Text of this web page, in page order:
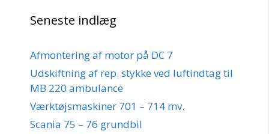
Seneste indlæg
Afmontering af motor på DC 7
Udskiftning af rep. stykke ved luftindtag til
MB 220 ambulance
Værktøjsmaskiner 701 – 714 mv.
Scania 75 – 76 grundbil